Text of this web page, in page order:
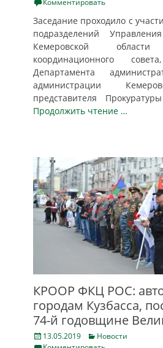
Заседание проходило с
подразделений
Кемеровской
координационного
Департамента
администрации
представителя
Продолжить чтение …
КРООР ФКЦ РОС:
городам Кузбасса,
74-й годовщине
Posted
13.05.2019 Categories
Новости